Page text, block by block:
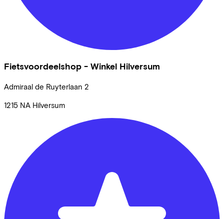
Fietsvoordeelshop - Winkel Hilversum
Admiraal de Ruyterlaan 2
1215 NA Hilversum